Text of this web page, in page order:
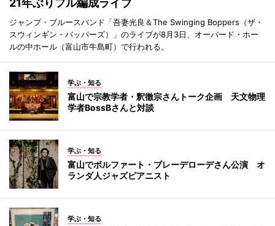
21年ぶりフル編成ライブ
ジャンプ・ブルースバンド「吾妻光良＆The Swinging Boppers（ザ・
スウィンギン・バッパーズ）」のライブが8月3日、オーバード・ホー
ルの中ホール（富山市牛島町）で行われる。
学ぶ・知る
富山で宗教学者・釈徹宗さんトーク企画 天文物理
学者BossBさんと対談
学ぶ・知る
富山でボルファート・ブレーデローデさん公演 オ
ランダ人ジャズピアニスト
学ぶ・知る